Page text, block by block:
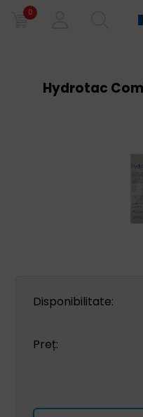
0
Hydrotac
Disponibilitate:
Preț: